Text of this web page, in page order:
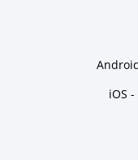
iOS